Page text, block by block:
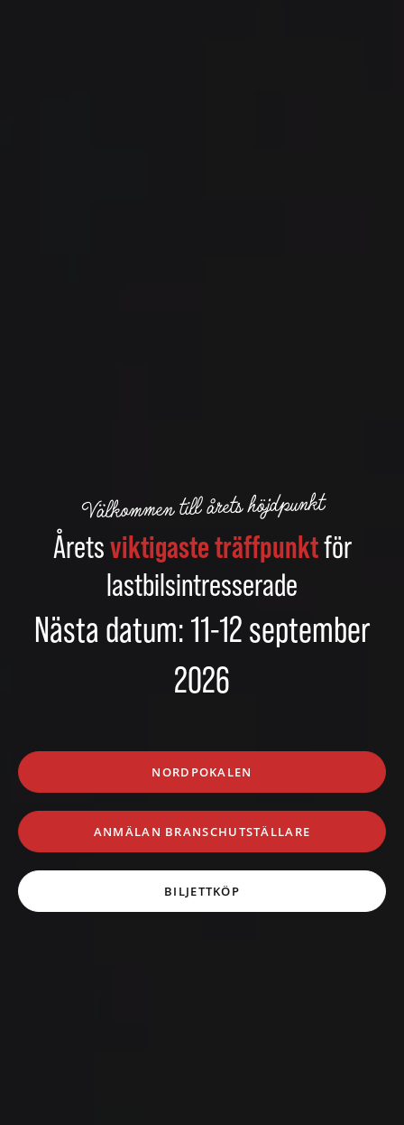
Välkommen till årets höjdpunkt
Åretsviktigaste träffpunktför
lastbilsintresserade
Nästa datum: 11-12 september
2026
NORDPOKALEN
ANMÄLAN BRANSCHUTSTÄLLARE
BILJETTKÖP